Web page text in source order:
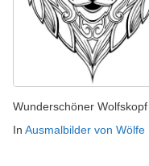
Wunderschöner Wolfskopf
In Ausmalbilder von Wölfe